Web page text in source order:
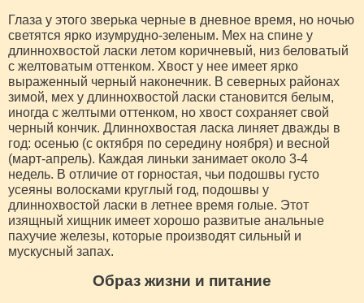
Глаза у этого зверька черные в дневное время, но ночью
светятся ярко изумрудно-зеленым. Мех на спине у
длиннохвостой ласки летом коричневый, низ беловатый
с желтоватым оттенком. Хвост у нее имеет ярко
выраженный черный наконечник. В северных районах
зимой, мех у длиннохвостой ласки становится белым,
иногда с желтыми оттенком, но хвост сохраняет свой
черный кончик. Длиннохвостая ласка линяет дважды в
год: осенью (с октября по середину ноября) и весной
(март-апрель). Каждая линьки занимает около 3-4
недель. В отличие от горностая, чьи подошвы густо
усеяны волосками круглый год, подошвы у
длиннохвостой ласки в летнее время голые. Этот
изящный хищник имеет хорошо развитые анальные
пахучие железы, которые производят сильный и
мускусный запах.
Образ жизни и питание